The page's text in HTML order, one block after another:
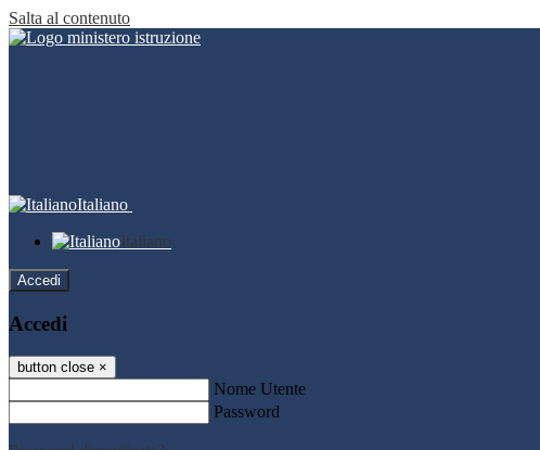
Salta al contenuto
Italiano
Italiano
Accedi
Accedi
button close ×
Nome Utente
Password